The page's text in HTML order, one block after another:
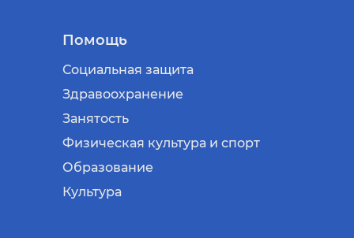
Помощь
Социальная защита
Здравоохранение
Занятость
Физическая культура и спорт
Образование
Культура